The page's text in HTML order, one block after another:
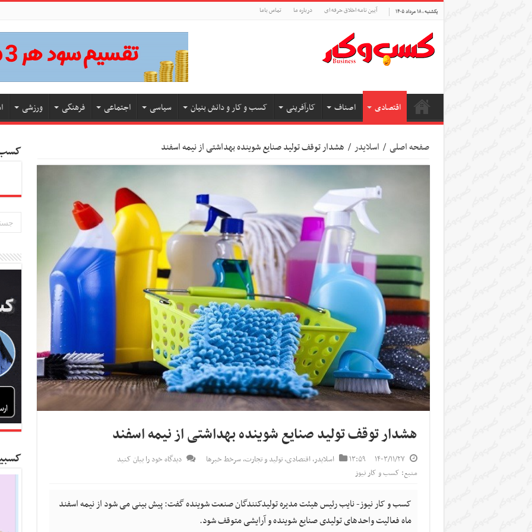
یکشنبه , ۱۸ مرداد ۱۴۰۵ آیین نامه اخلاق حرفه ای درباره ما تماس باما
اقتصادی اصناف کارآفرینی کسب و کار و دانش بنیان سیاسی اجتماعی فرهنگی ورزشی
صفحه اصلی / اسلایدر / هشدار توقف تولید صنایع شوینده بهداشتی از نیمه اسفند
هشدار توقف تولید صنایع شوینده بهداشتی از نیمه اسفند
۱۴۰۳/۱۱/۲۷ ۱۳:۵۹ اسلایدر,اقتصادی,تولید و تجارت,سرخط خبرها
دیدگاه خود را بیان کنید
منبع: کسب و کار نیوز
کسب و کار نیوز- نایب رئیس هیئت مدیره تولیدکنندگان صنعت شوینده گفت: پیش بینی می شود از نیمه اسفند
ماه فعالیت واحدهای تولیدی صنایع شوینده و آرایشی متوقف شود.
کسب